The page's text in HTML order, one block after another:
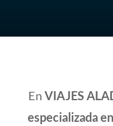
En VIAJES
especializada